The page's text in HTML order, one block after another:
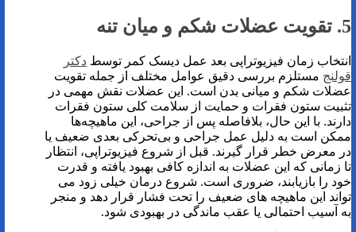
5. تقویت عضلات شکم و میان تنه
انتخاب زمان فیزیوتراپی بعد عمل دیسک کمر توسط دکتر
قولنج مستلزم بررسی دقیق عوامل مختلف از جمله تقویت
عضلات شکم و میانی بدن است. این عضلات نقش مهمی در
تثبیت ستون فقرات و حمایت از سلامت کلی ستون فقرات
دارند. با این حال، بلافاصله پس از جراحی، این ماهیچه‌ها
ممکن است به دلیل عمل جراحی و بی‎‌تحرکی بعدی ضعیف یا
در معرض خطر قرار گیرند. قبل از شروع فیزیوتراپی، انتظار
تا زمانی که این عضلات به اندازه کافی بهبود یافته و قدرت
خود را بازیابند، ضروری است. شروع درمان خیلی زود می
تواند این ماهیچه های ضعیف را تحت فشار قرار دهد و منجر
به آسیب احتمالی یا عقب ماندگی در بهبودی شود.